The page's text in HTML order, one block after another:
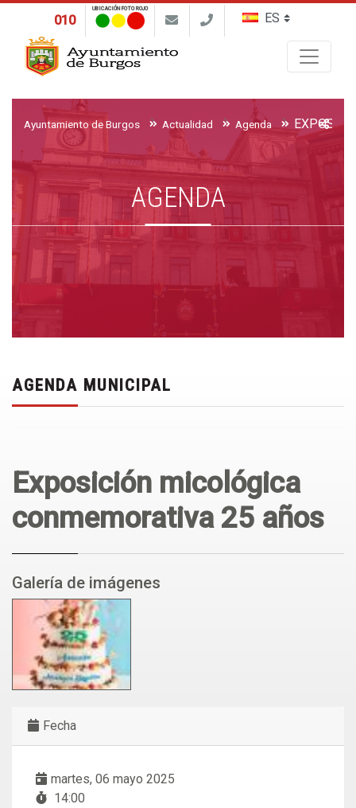
010
UBICACIÓN FOTO ROJO
Ayuntamiento de Burgos Actualidad Agenda
AGENDA
AGENDA MUNICIPAL
Exposición micológica
conmemorativa 25 años
Galería de imágenes
Fecha
martes, 06 mayo 2025
14:00